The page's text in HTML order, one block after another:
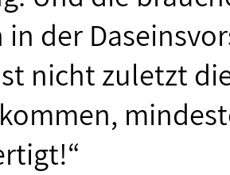
in der
nicht zuletzt